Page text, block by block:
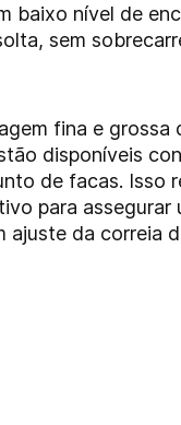
baixo nível de
sem
fina e grossa
disponíveis
de facas. Isso
para assegurar
ajuste da correia